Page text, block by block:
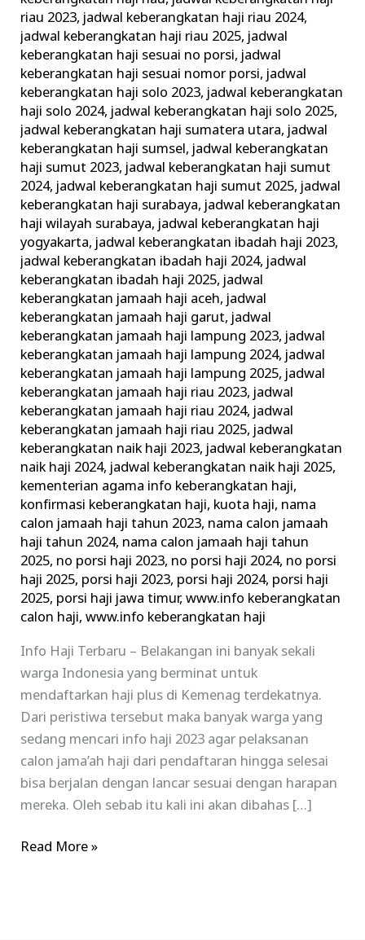
riau 2023, jadwal keberangkatan haji riau 2024,
jadwal keberangkatan haji riau 2025, jadwal
keberangkatan haji sesuai no porsi, jadwal
keberangkatan haji sesuai nomor porsi, jadwal
keberangkatan haji solo 2023, jadwal keberangkatan
haji solo 2024, jadwal keberangkatan haji solo 2025,
jadwal keberangkatan haji sumatera utara, jadwal
keberangkatan haji sumsel, jadwal keberangkatan
haji sumut 2023, jadwal keberangkatan haji sumut
2024, jadwal keberangkatan haji sumut 2025, jadwal
keberangkatan haji surabaya, jadwal keberangkatan
haji wilayah surabaya, jadwal keberangkatan haji
yogyakarta, jadwal keberangkatan ibadah haji 2023,
jadwal keberangkatan ibadah haji 2024, jadwal
keberangkatan ibadah haji 2025, jadwal
keberangkatan jamaah haji aceh, jadwal
keberangkatan jamaah haji garut, jadwal
keberangkatan jamaah haji lampung 2023, jadwal
keberangkatan jamaah haji lampung 2024, jadwal
keberangkatan jamaah haji lampung 2025, jadwal
keberangkatan jamaah haji riau 2023, jadwal
keberangkatan jamaah haji riau 2024, jadwal
keberangkatan jamaah haji riau 2025, jadwal
keberangkatan naik haji 2023, jadwal keberangkatan
naik haji 2024, jadwal keberangkatan naik haji 2025,
kementerian agama info keberangkatan haji,
konfirmasi keberangkatan haji, kuota haji, nama
calon jamaah haji tahun 2023, nama calon jamaah
haji tahun 2024, nama calon jamaah haji tahun
2025, no porsi haji 2023, no porsi haji 2024, no porsi
haji 2025, porsi haji 2023, porsi haji 2024, porsi haji
2025, porsi haji jawa timur,www.info keberangkatan
calon haji,www.info keberangkatan haji
Info Haji Terbaru – Belakangan ini banyak sekali
warga Indonesia yang berminat untuk
mendaftarkan haji plus di Kemenag terdekatnya.
Dari peristiwa tersebut maka banyak warga yang
sedang mencari info haji 2023 agar pelaksanan
calon jama’ah haji dari pendaftaran hingga selesai
bisa berjalan dengan lancar sesuai dengan harapan
mereka. Oleh sebab itu kali ini akan dibahas […]
Read More »